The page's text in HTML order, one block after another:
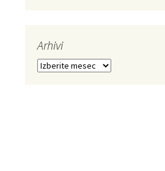
Arhivi
Arhivi